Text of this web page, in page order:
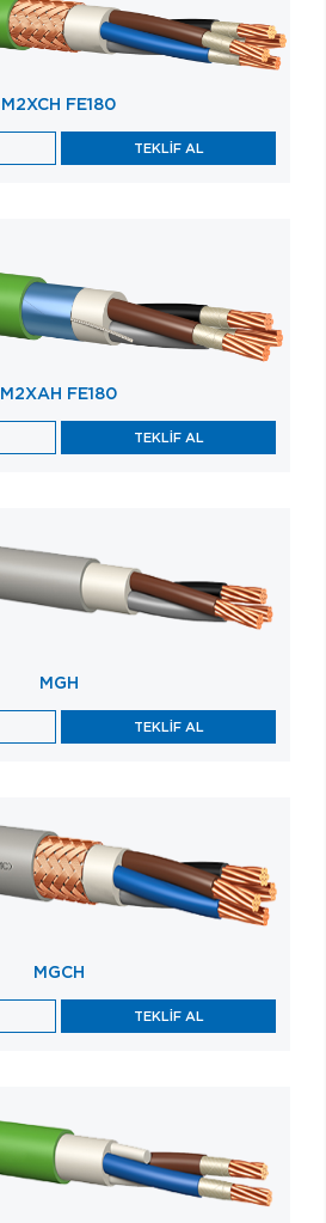
M2XCH FE180
TEKLİF AL
M2XAH FE180
TEKLİF AL
MGH
TEKLİF AL
MGCH
TEKLİF AL